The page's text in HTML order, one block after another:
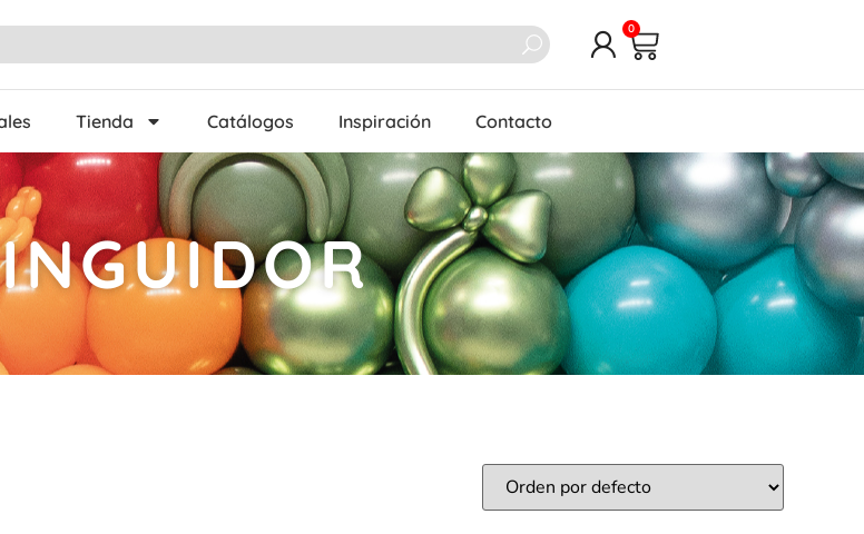
0
Tienda Catálogos Inspiración Contacto